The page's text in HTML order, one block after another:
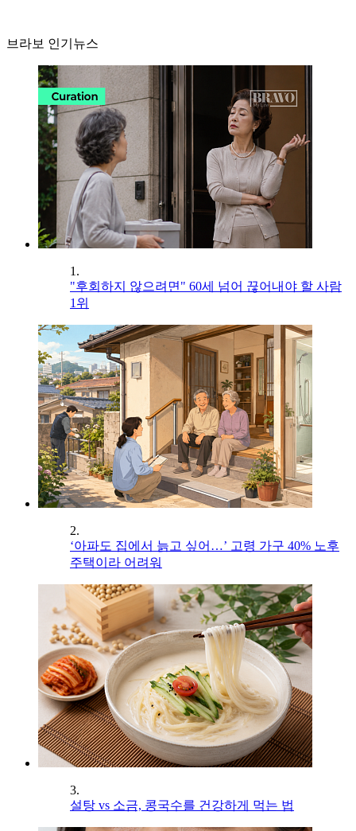
브라보 인기뉴스
1.
"후회하지 않으려면" 60세 넘어 끊어내야 할 사람
1위
2.
‘아파도 집에서 늙고 싶어…’ 고령 가구 40% 노후
주택이라 어려워
3.
설탕 vs 소금, 콩국수를 건강하게 먹는 법